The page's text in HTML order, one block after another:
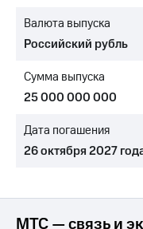
отчетность
Контакты
Новости
в
и акционерам
секретарь
Валюта выпуска
Российский рубль
Сумма выпуска
25 000 000 000
Дата погашения
26 октября 2027
МТС — связь и